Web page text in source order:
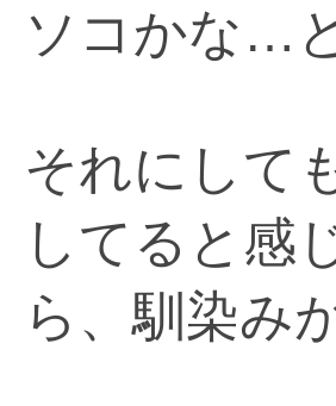
ソコかな…と
それにして
してると感
ら、馴染み